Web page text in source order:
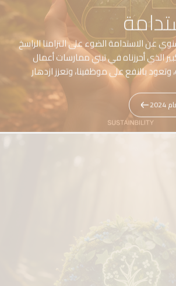
عن الاستدامة الضوء على التزامنا الراسخ
الذي أحرزناه في تبني ممارسات أعمال
بالنفع على موظفينا، وتعزز ازدهار